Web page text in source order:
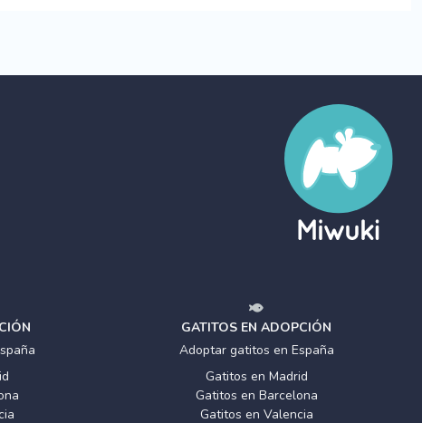
GATITOS EN ADOPCIÓN
Adoptar gatitos en España
Gatitos en Madrid
Gatitos en Barcelona
Gatitos en Valencia